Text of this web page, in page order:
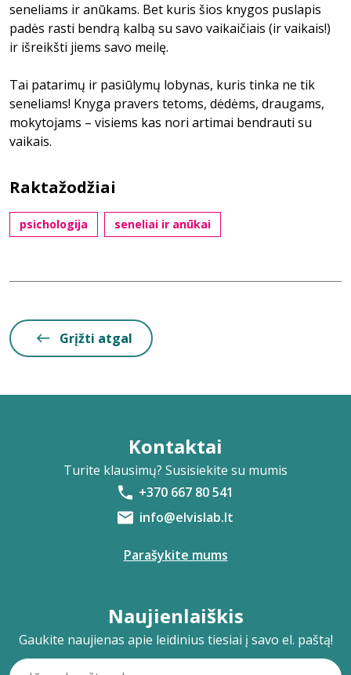
seneliams ir anūkams. Bet kuris šios knygos puslapis
padės rasti bendrą kalbą su savo vaikaičiais (ir vaikais!)
ir išreikšti jiems savo meilę.
Tai patarimų ir pasiūlymų lobynas, kuris tinka ne tik
seneliams! Knyga pravers tetoms, dėdėms, draugams,
mokytojams – visiems kas nori artimai bendrauti su
vaikais.
Raktažodžiai
psichologija seneliai ir anūkai
Grįžti atgal
Kontaktai
Turite klausimų? Susisiekite su mumis
+370 667 80 541
info@elvislab.lt
Parašykite mums
Naujienlaiškis
Gaukite naujienas apie leidinius tiesiai į savo el. paštą!